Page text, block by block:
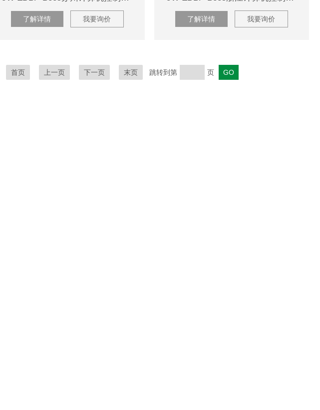
了解详情 我要询价 了解详情 我要询价
首页 上一页 下一页 末页 跳转到第 页